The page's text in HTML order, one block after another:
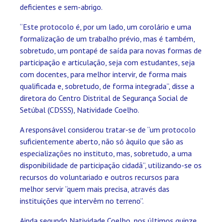
deficientes e sem-abrigo.
“Este protocolo é, por um lado, um corolário e uma
formalização de um trabalho prévio, mas é também,
sobretudo, um pontapé de saída para novas formas de
participação e articulação, seja com estudantes, seja
com docentes, para melhor intervir, de forma mais
qualificada e, sobretudo, de forma integrada”, disse a
diretora do Centro Distrital de Segurança Social de
Setúbal (CDSSS), Natividade Coelho.
A responsável considerou tratar-se de “um protocolo
suficientemente aberto, não só àquilo que são as
especializações no instituto, mas, sobretudo, a uma
disponibilidade de participação cidadã”, utilizando-se os
recursos do voluntariado e outros recursos para
melhor servir “quem mais precisa, através das
instituições que intervêm no terreno”.